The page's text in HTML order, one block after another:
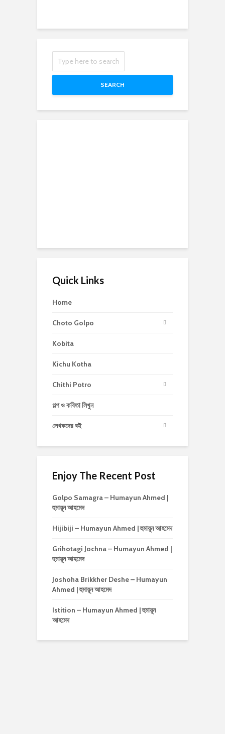
SEARCH
Quick Links
Home
Choto Golpo
Kobita
Kichu Kotha
Chithi Potro
গল্প ও কবিতা লিখুন
লেখকদের বই
Enjoy The Recent Post
Golpo Samagra – Humayun Ahmed |
হুমায়ূন আহমেদ
Hijibiji – Humayun Ahmed | হুমায়ূন আহমেদ
Grihotagi Jochna – Humayun Ahmed |
হুমায়ূন আহমেদ
Joshoha Brikkher Deshe – Humayun
Ahmed | হুমায়ূন আহমেদ
Istition – Humayun Ahmed | হুমায়ূন
আহমেদ